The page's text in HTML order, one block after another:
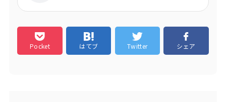
Pocket はてブ Twitter シェア